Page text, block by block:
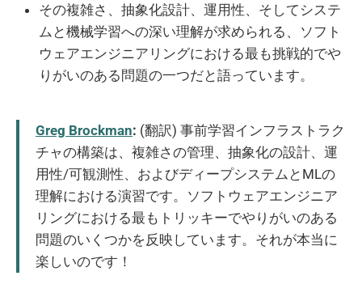
その複雑さ、抽象化設計、運用性、そしてシステ
ムと機械学習への深い理解が求められる、ソフト
ウェアエンジニアリングにおける最も挑戦的でや
りがいのある問題の一つだと語っています。
Greg Brockman: (翻訳) 事前学習インフラストラク
チャの構築は、複雑さの管理、抽象化の設計、運
用性/可観測性、およびディープシステムとMLの
理解における演習です。ソフトウェアエンジニア
リングにおける最もトリッキーでやりがいのある
問題のいくつかを反映しています。それが本当に
楽しいのです！